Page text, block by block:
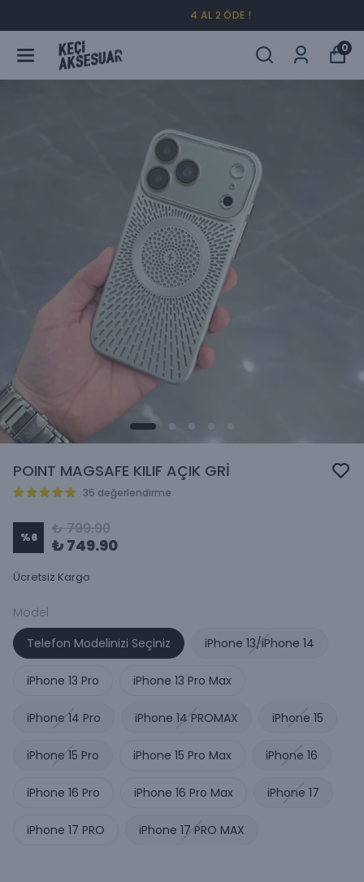
4 AL 2 ÖDE !
0
POINT MAGSAFE KILIF AÇIK GRİ
35 değerlendirme
%6 ₺ 799.90
₺ 749.90
Ücretsiz Kargo
Model
Telefon Modelinizi Seçiniz
iPhone 13/iPhone 14
iPhone 13 Pro iPhone 13 Pro Max
iPhone 14 Pro iPhone 14 PROMAX iPhone 15
iPhone 15 Pro iPhone 15 Pro Max iPhone 16
iPhone 16 Pro iPhone 16 Pro Max iPhone 17
iPhone 17 PRO iPhone 17 PRO MAX